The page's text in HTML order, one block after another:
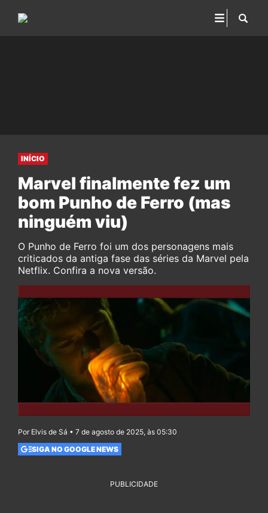
INÍCIO
Marvel finalmente fez um
bom Punho de Ferro (mas
ninguém viu)
O Punho de Ferro foi um dos personagens mais
criticados da antiga fase das séries da Marvel pela
Netflix. Confira a nova versão.
Por Elvis de Sá • 7 de agosto de 2025, às 05:30
SIGA NO GOOGLE NEWS
PUBLICIDADE